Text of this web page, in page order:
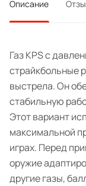
Описание
Газ KPS с
страйкбольные
выстрела. Он
стабильную
Этот вариант
максимальной
играх. Перед
оружие
другие газы,